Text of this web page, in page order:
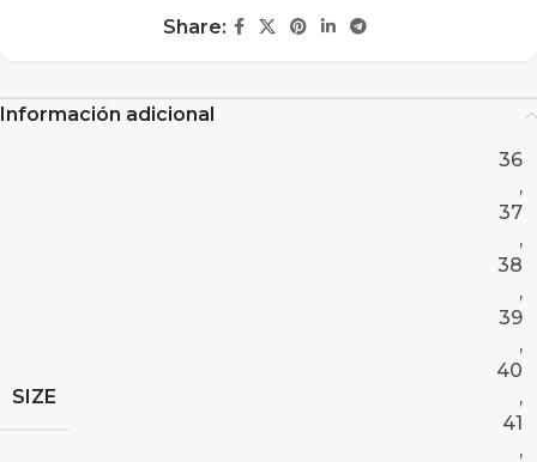
Share:
Información adicional
SIZE
36
,
37
,
38
,
39
,
40
,
41
,